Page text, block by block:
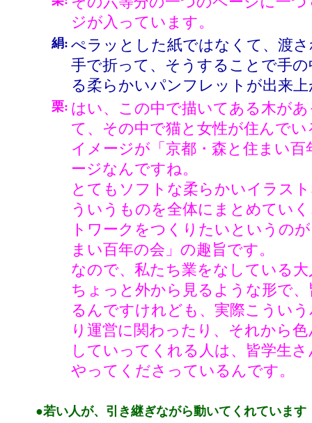
ジが入っています。
絹: ぺラッとした紙ではなくて、渡
手で折って、そうすることで手
る柔らかいパンフレットが出来
栗: はい、この中で描いてある木が
て、その中で猫と女性が住んで
イメージが「京都・森と住まい百
ージなんですね。
とてもソフトな柔らかいイラス
ういうものを全体にまとめてい
トワークをつくりたいというの
まい百年の会」の趣旨です。
なので、私たち業をなしている
ちょっと外から見るような形で
るんですけれども、実際こうい
り運営に関わったり、それから
していってくれる人は、皆学生
やってくださっているんです。
●若い人が、引き継ぎながら動いてくれています